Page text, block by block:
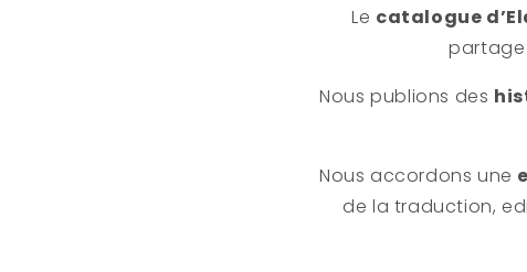
Le catalogue
partage
Nous publions des
Nous accordons une
de la traduction,